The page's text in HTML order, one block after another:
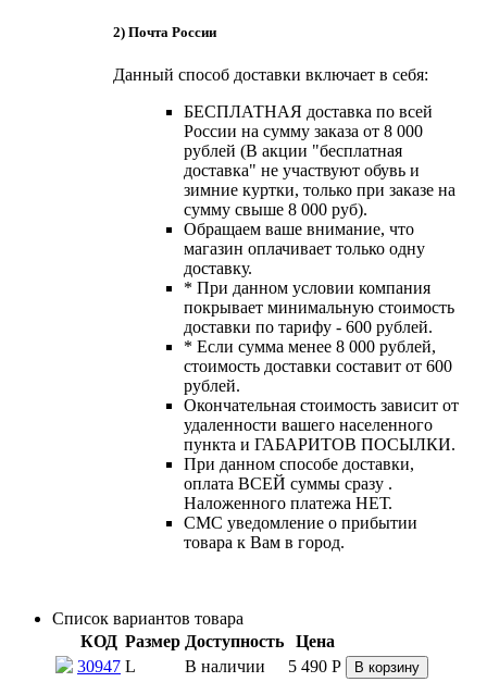
2) Почта России
Данный способ доставки включает в себя:
БЕСПЛАТНАЯ доставка по всей
России на сумму заказа от 8 000
рублей (В акции "бесплатная
доставка" не участвуют обувь и
зимние куртки, только при заказе на
сумму свыше 8 000 руб).
Обращаем ваше внимание, что
магазин оплачивает только одну
доставку.
* При данном условии компания
покрывает минимальную стоимость
доставки по тарифу - 600 рублей.
* Если сумма менее 8 000 рублей,
стоимость доставки составит от 600
рублей.
Окончательная стоимость зависит от
удаленности вашего населенного
пункта и ГАБАРИТОВ ПОСЫЛКИ.
При данном способе доставки,
оплата ВСЕЙ суммы сразу .
Наложенного платежа НЕТ.
СМС уведомление о прибытии
товара к Вам в город.
Список вариантов товара
КОД Размер Доступность
Цена
30947 L В наличии 5 490 Р В корзину